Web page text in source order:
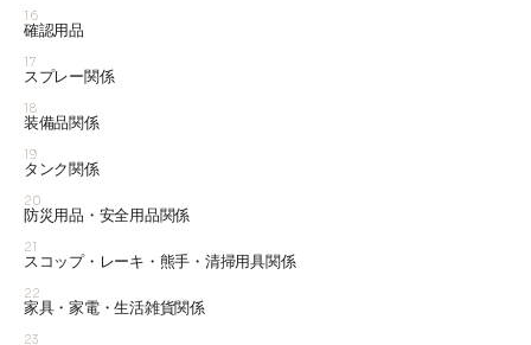
16
確認用品
17
スプレー関係
18
装備品関係
19
タンク関係
20
防災用品・安全用品関係
21
スコップ・レーキ・熊手・清掃用具関係
22
家具・家電・生活雑貨関係
23